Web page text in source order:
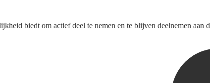
biedt om actief deel te nemen en te blijven deelnemen aan